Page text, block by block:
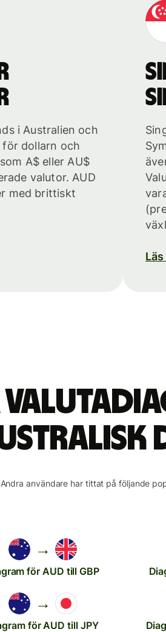
i Australien och
för dollarn och
A$ eller AU$
valutor. AUD
med brittiskt
Andra användare har tittat på följande
→
för AUD till GBP
→
för AUD till JPY